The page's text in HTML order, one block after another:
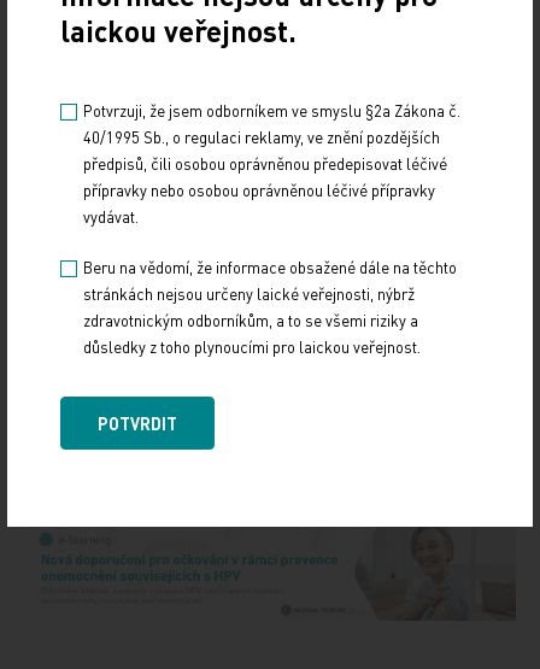
platba pro lékárníka měla skládat ze dvou částí,
léčiva a spojené poradenské služby.
Naďa Myslivcová
ČTK
Zdroj: ČTK
Sdílejte článek
laickou veřejnost.
Potvrzuji, že jsem odborníkem ve smyslu §2a Zákona č.
40/1995 Sb., o regulaci reklamy, ve znění pozdějších
předpisů, čili osobou oprávněnou předepisovat léčivé
přípravky nebo osobou oprávněnou léčivé přípravky
vydávat.
Beru na vědomí, že informace obsažené dále na těchto
stránkách nejsou určeny laické veřejnosti, nýbrž
zdravotnickým odborníkům, a to se všemi riziky a
důsledky z toho plynoucími pro laickou veřejnost.
POTVRDIT